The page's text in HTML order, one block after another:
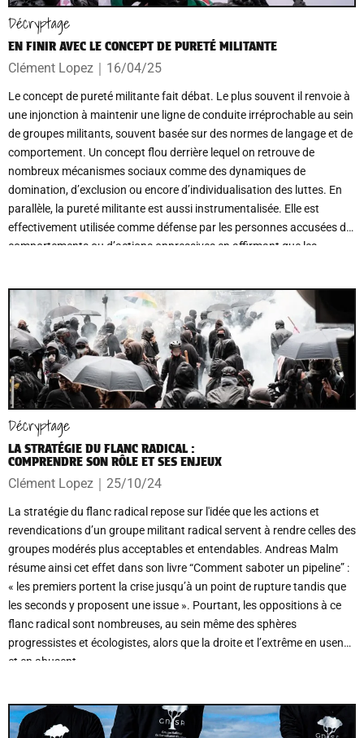
Décryptage
EN FINIR AVEC LE CONCEPT DE PURETÉ MILITANTE
Clément Lopez ｜ 16/04/25
Le concept de pureté militante fait débat. Le plus souvent il renvoie à
une injonction à maintenir une ligne de conduite irréprochable au sein
de groupes militants, souvent basée sur des normes de langage et de
comportement. Un concept flou derrière lequel on retrouve de
nombreux mécanismes sociaux comme des dynamiques de
domination, d’exclusion ou encore d’individualisation des luttes. En
parallèle, la pureté militante est aussi instrumentalisée. Elle est
effectivement utilisée comme défense par les personnes accusées de
comportements ou d’actions oppressives en affirmant que les
manque de définition claire autour de ce terme empêche de nommer
précisément les problématiques et de s’en saisir concrètement. Ce
flou laisse place aussi à des abus d’utilisation voire de
l’instrumentalisation.
Décryptage
LA STRATÉGIE DU FLANC RADICAL :
COMPRENDRE SON RÔLE ET SES ENJEUX
Clément Lopez ｜ 25/10/24
La stratégie du flanc radical repose sur l'idée que les actions et
revendications d’un groupe militant radical servent à rendre celles des
groupes modérés plus acceptables et entendables. Andreas Malm
résume ainsi cet effet dans son livre “Comment saboter un pipeline” :
« les premiers portent la crise jusqu’à un point de rupture tandis que
les seconds y proposent une issue ». Pourtant, les oppositions à ce
flanc radical sont nombreuses, au sein même des sphères
progressistes et écologistes, alors que la droite et l’extrême en usent
et en abusent.